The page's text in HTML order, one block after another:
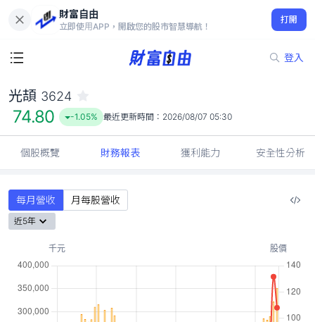
財富自由
立即使用APP，開啟您的股市智慧導航！
打開
登入
74.80
-1.05%
光頡 3624
74.80 -1.05% 最近更新時間： 2026/08/07 05:30
個股概覽 財務報表 獲利能力 安全性分析
每月營收 月每股營收
近5年